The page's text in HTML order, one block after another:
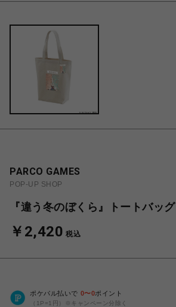
PARCO GAMES
POP-UP SHOP
『違う冬のぼくら』トートバッグ
￥2,420 税込
ポケパル払いで 0〜0ポイント
（1P=1円）※キャンペーン分除く